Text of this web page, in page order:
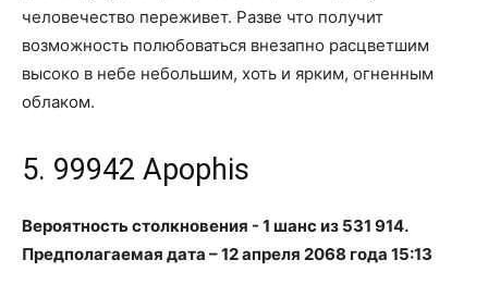
человечество переживет. Разве что получит
возможность полюбоваться внезапно расцветшим
высоко в небе небольшим, хоть и ярким, огненным
облаком.
5. 99942 Apophis
Вероятность столкновения - 1 шанс из 531 914.
Предполагаемая дата – 12 апреля 2068 года 15:13